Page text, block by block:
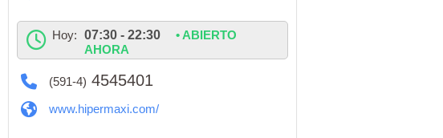
Hoy: 07:30 - 22:30
• ABIERTO
AHORA
(591-4) 4545401
www.hipermaxi.com/